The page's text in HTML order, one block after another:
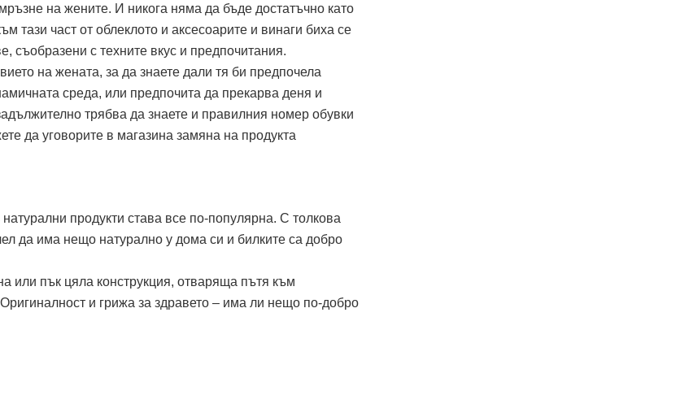
на жените. И никога няма да бъде достатъчно като
тази част от облеклото и аксесоарите и винаги биха се
съобразени с техните вкус и предпочитания.
на жената, за да знаете дали тя би предпочела
среда, или предпочита да прекарва деня и
трябва да знаете и правилния номер обувки
да уговорите в магазина замяна на продукта
продукти става все по-популярна. С толкова
да има нещо натурално у дома си и билките са добро
или пък цяла конструкция, отваряща пътя към
и грижа за здравето – има ли нещо по-добро